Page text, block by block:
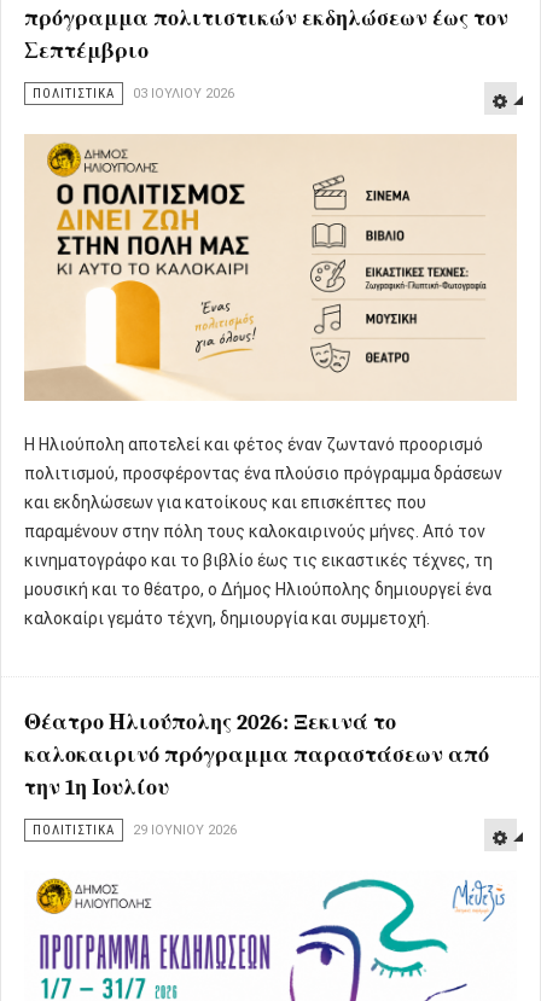
πρόγραμμα πολιτιστικών εκδηλώσεων έως τον
Σεπτέμβριο
ΠΟΛΙΤΙΣΤΙΚΑ 03 ΙΟΥΛΊΟΥ 2026
Η Ηλιούπολη αποτελεί και φέτος έναν ζωντανό προορισμό
πολιτισμού, προσφέροντας ένα πλούσιο πρόγραμμα δράσεων
και εκδηλώσεων για κατοίκους και επισκέπτες που
παραμένουν στην πόλη τους καλοκαιρινούς μήνες. Από τον
κινηματογράφο και το βιβλίο έως τις εικαστικές τέχνες, τη
μουσική και το θέατρο, ο Δήμος Ηλιούπολης δημιουργεί ένα
καλοκαίρι γεμάτο τέχνη, δημιουργία και συμμετοχή.
Θέατρο Ηλιούπολης 2026: Ξεκινά το
καλοκαιρινό πρόγραμμα παραστάσεων από
την 1η Ιουλίου
ΠΟΛΙΤΙΣΤΙΚΑ 29 ΙΟΥΝΊΟΥ 2026